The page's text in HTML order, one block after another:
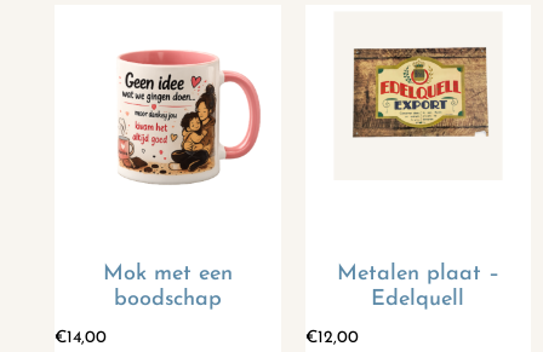
Mok met een
boodschap
€14,00
Metalen plaat –
Edelquell
€12,00